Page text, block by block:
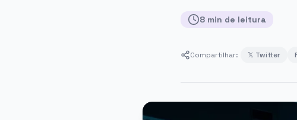
8 min de leitura
Compartilhar: 𝕏 Twitter